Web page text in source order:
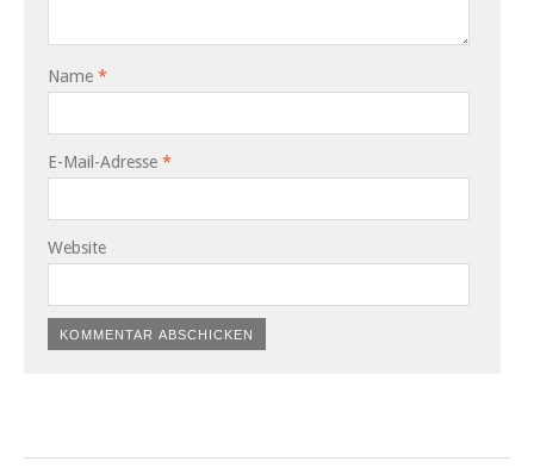
Name *
E-Mail-Adresse *
Website